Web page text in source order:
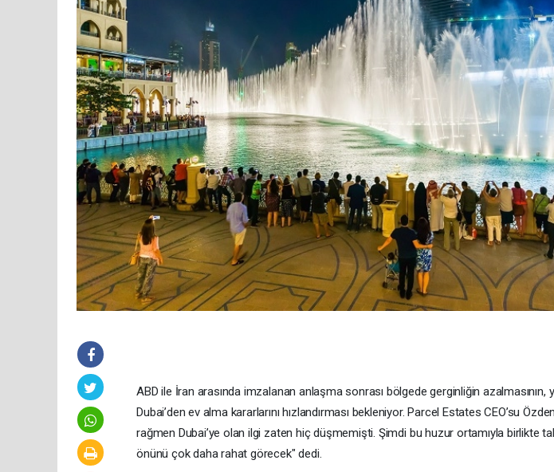
ABD ile İran arasında imzalanan anlaşma sonrası bölgede gerginliğin azalmasının,
Dubai’den ev alma kararlarını hızlandırması bekleniyor. Parcel Estates CEO’su
rağmen Dubai’ye olan ilgi zaten hiç düşmemişti. Şimdi bu huzur ortamıyla birlikte
önünü çok daha rahat görecek" dedi.